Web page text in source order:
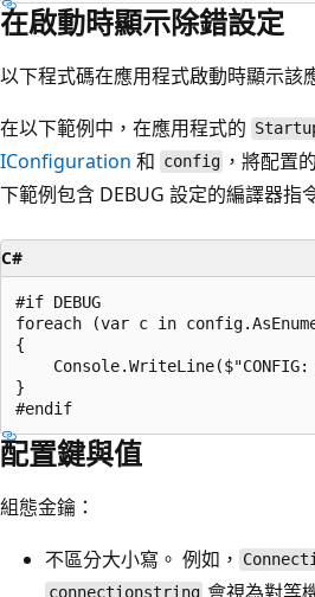
在啟動時顯示除錯設定
以下程式碼在應用程式啟動時顯示該
在以下範例中，在應用程式的
IConfiguration 和 config ，將配置
下範例包含 DEBUG 設定的編譯器指
C#
#if DEBUG
foreach (var c in
{
}
配置鍵與值
組態金鑰：
不區分大小寫。 例如，
connectionstring 會視為對等